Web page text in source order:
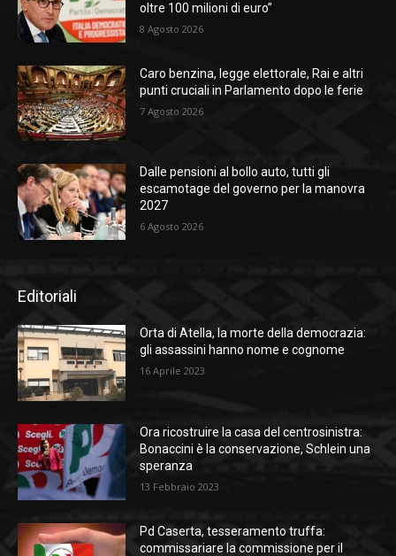
oltre 100 milioni di euro”
8 Agosto 2026
Caro benzina, legge elettorale, Rai e altri
punti cruciali in Parlamento dopo le ferie
7 Agosto 2026
Dalle pensioni al bollo auto, tutti gli
escamotage del governo per la manovra
2027
6 Agosto 2026
Editoriali
Orta di Atella, la morte della democrazia:
gli assassini hanno nome e cognome
16 Aprile 2023
Ora ricostruire la casa del centrosinistra:
Bonaccini è la conservazione, Schlein una
speranza
13 Febbraio 2023
Pd Caserta, tesseramento truffa:
commissariare la commissione per il